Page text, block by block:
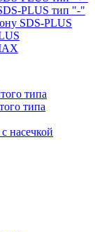
PLUS тип "-"
SDS-PLUS
типа
типа
насечкой